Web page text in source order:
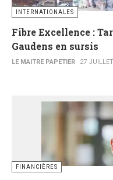
INTERNATIONALES
Fibre Excellence :
Gaudens en sursis
LE MAITRE PAPETIER 27
FINANCIÈRES